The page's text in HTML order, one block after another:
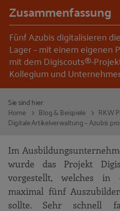
Zusammenfassung
Fünf Azubis digitalisieren
Lager – mit einem eigenen
mit dem Digiscouts®-
Kollegium und
Sie sind hier:
Home
Blog & Beispiele RKW
Digitale Artikelverwaltung – Azubis
Im
wurde das Projekt
vorgestellt, welches in
maximal fünf
sollte. Sehr schnell